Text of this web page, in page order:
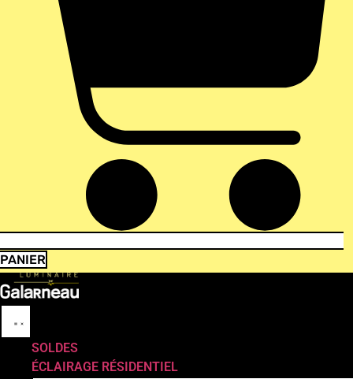
PANIER
SOLDES
ÉCLAIRAGE RÉSIDENTIEL